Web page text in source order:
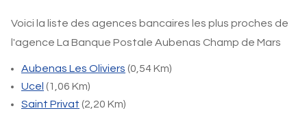
Voici la liste des agences bancaires les plus proches de
l'agence La Banque Postale Aubenas Champ de Mars
Aubenas Les Oliviers (0,54 Km)
Ucel (1,06 Km)
Saint Privat (2,20 Km)